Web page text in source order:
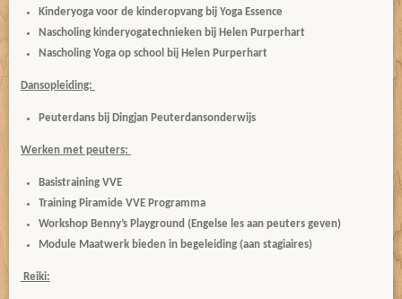
Kinderyoga voor de kinderopvang bij Yoga Essence
Nascholing kinderyogatechnieken bij Helen Purperhart
Nascholing Yoga op school bij Helen Purperhart
Dansopleiding:
Peuterdans bij Dingjan Peuterdansonderwijs
Werken met peuters:
Basistraining VVE
Training Piramide VVE Programma
Workshop Benny’s Playground (Engelse les aan peuters geven)
Module Maatwerk bieden in begeleiding (aan stagiaires)
Reiki: